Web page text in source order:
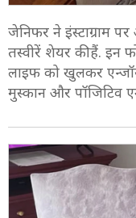
जेनिफर ने इंस्टाग्राम
तस्वीरें शेयर की हैं.
लाइफ को खुलकर
मुस्कान और पॉजिटिव